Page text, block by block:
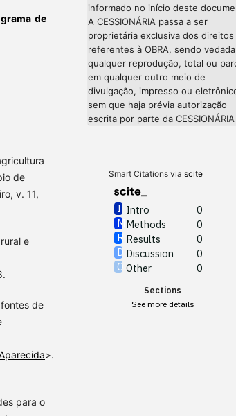
de
de
v. 11,
e
fontes de
>.
para o
informado no início deste
A CESSIONÁRIA passa a ser
proprietária exclusiva dos direitos
referentes à OBRA, sendo vedada
qualquer reprodução, total ou
em qualquer outro meio de
divulgação, impresso ou
sem que haja prévia autorização
escrita por parte da CESSIONÁRIA
Smart Citations via scite_
Intro
0
Methods
0
Results
0
Discussion
0
Other
0
Sections
See more details